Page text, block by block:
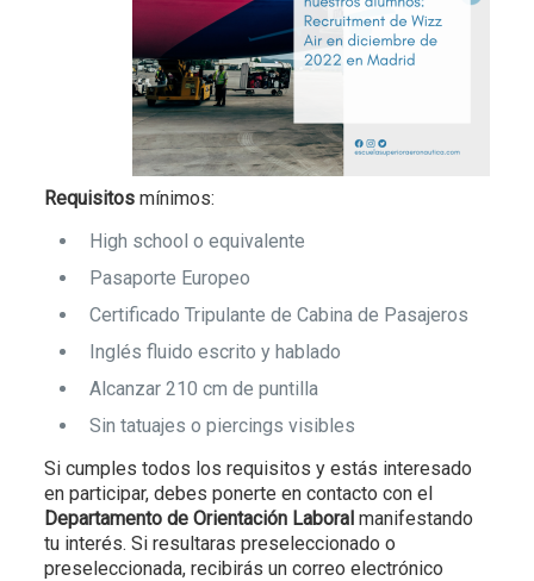
Requisitos mínimos:
High school o equivalente
Pasaporte Europeo
Certificado Tripulante de Cabina de Pasajeros
Inglés fluido escrito y hablado
Alcanzar 210 cm de puntilla
Sin tatuajes o piercings visibles
Si cumples todos los requisitos y estás interesado
en participar, debes ponerte en contacto con el
Departamento de Orientación Laboral manifestando
tu interés. Si resultaras preseleccionado o
preseleccionada, recibirás un correo electrónico